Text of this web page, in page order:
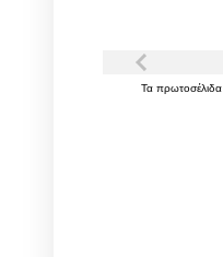
Τα πρωτοσέλιδα